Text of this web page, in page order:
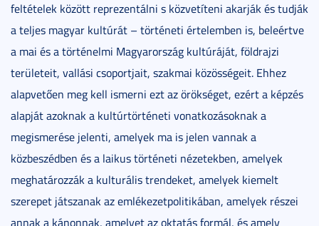
feltételek között reprezentálni s közvetíteni akarják és tudják
a teljes magyar kultúrát – történeti értelemben is, beleértve
a mai és a történelmi Magyarország kultúráját, földrajzi
területeit, vallási csoportjait, szakmai közösségeit. Ehhez
alapvetően meg kell ismerni ezt az örökséget, ezért a képzés
alapját azoknak a kultúrtörténeti vonatkozásoknak a
megismerése jelenti, amelyek ma is jelen vannak a
közbeszédben és a laikus történeti nézetekben, amelyek
meghatározzák a kulturális trendeket, amelyek kiemelt
szerepet játszanak az emlékezetpolitikában, amelyek részei
annak a kánonnak, amelyet az oktatás formál, és amely